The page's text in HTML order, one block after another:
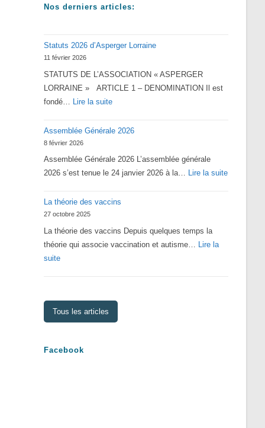
Nos derniers articles:
Statuts 2026 d’Asperger Lorraine
11 février 2026
STATUTS DE L’ASSOCIATION « ASPERGER
LORRAINE » ARTICLE 1 – DENOMINATION Il est
fondé… Lire la suite:
2026
Lorraine
Assemblée Générale 2026
8 février 2026
Assemblée Générale 2026 L’assemblée générale
2026 s’est tenue le 24 janvier 2026 à la… Lire la suite:
La théorie des vaccins
27 octobre 2025
La théorie des vaccins Depuis quelques temps la
théorie qui associe vaccination et autisme… Lire la
suite:
des
vaccins
Tous les articles
Facebook